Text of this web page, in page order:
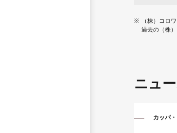
（株）コロ
過去の（株
ニュ
カッパ